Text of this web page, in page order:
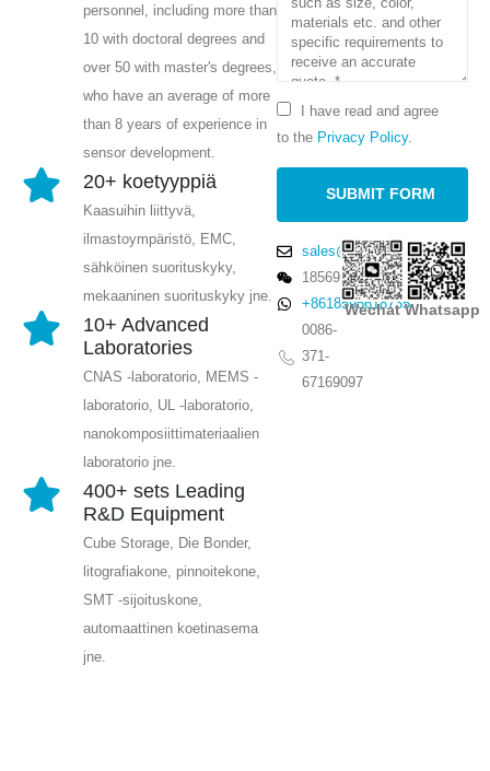
personnel, including more than
10 with doctoral degrees and
over 50 with master's degrees,
who have an average of more
than 8 years of experience in
sensor development.
20+ koetyyppiä
Kaasuihin liittyvä,
ilmastoympäristö, EMC,
sähköinen suorituskyky,
mekaaninen suorituskyky jne.
10+ Advanced
Laboratories
CNAS -laboratorio, MEMS -
laboratorio, UL -laboratorio,
nanokomposiittimateriaalien
laboratorio jne.
400+ sets Leading
R&D Equipment
Cube Storage, Die Bonder,
litografiakone, pinnoitekone,
SMT -sijoituskone,
automaattinen koetinasema
jne.
I have read and agree
to the Privacy Policy.
sales@winsensor.com
18569903598
+8618595618735
0086-
371-
67169097
Wechat Whatsapp